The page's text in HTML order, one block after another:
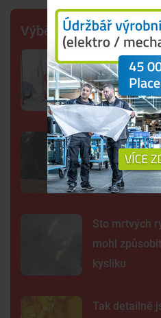
Výběr šéfredaktora
Lipno poprvé
jachtařů.
počasím
Šelma na
zachycovat
prověřuje
Sto mrtvých
mohl
kyslíku
Tak detailně